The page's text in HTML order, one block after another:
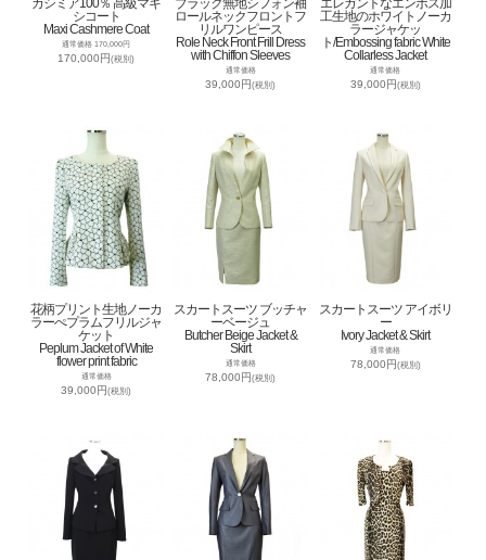
カシミア100％ 高級マキ
シコート
Maxi Cashmere Coat
通常価格 170,000円
170,000円(税別)
ブラック無地シフォン袖
ロールネックフロントフ
リルワンピース
Role Neck Front Frill Dress
with Chiffon Sleeves
通常価格
39,000円(税別)
エレガントなエンボス加
工生地のホワイトノーカ
ラージャケッ
ト/Embossing fabric White
Collarless Jacket
通常価格
39,000円(税別)
花柄プリント生地ノーカ
ラーぺプラムフリルジャ
ケット
Peplum Jacket of White
flower print fabric
通常価格
39,000円(税別)
スカートスーツ ブッチャ
ーベージュ
Butcher Beige Jacket &
Skirt
通常価格
78,000円(税別)
スカートスーツ アイボリ
ー
Ivory Jacket & Skirt
通常価格
78,000円(税別)